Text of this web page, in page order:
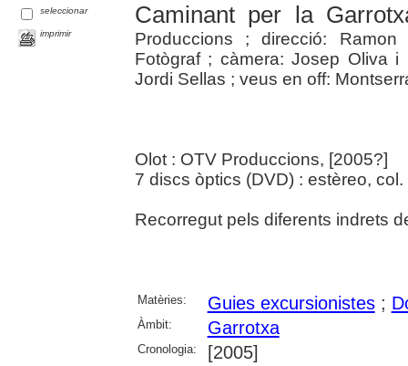
seleccionar
imprimir
Caminant per la
Produccions ; direcció:
Fotògraf ; càmera: Josep Oliva
Jordi Sellas ; veus en off:
Olot : OTV Produccions, [2005?]
7 discs òptics (DVD) : estèreo, col.
Recorregut pels diferents indrets
Matèries: Guies excursionistes;
Àmbit: Garrotxa
Cronologia: [2005]